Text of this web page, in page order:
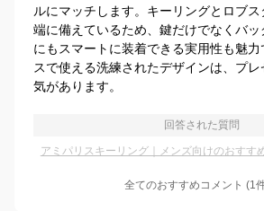
ルにマッチします。キーリングとロブ
端に備えているため、鍵だけでなくバ
にもスマートに装着できる実用性も魅力
スで使える洗練されたデザインは、プレ
気があります。
回答された質問
アミパリスキーリング｜メンズ向けのおすす
全てのおすすめコメント (1